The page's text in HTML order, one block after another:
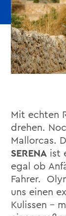
Mit echten
drehen.
Mallorcas.
SERENA ist
egal ob
Fahrer.
uns einen
Kulissen –